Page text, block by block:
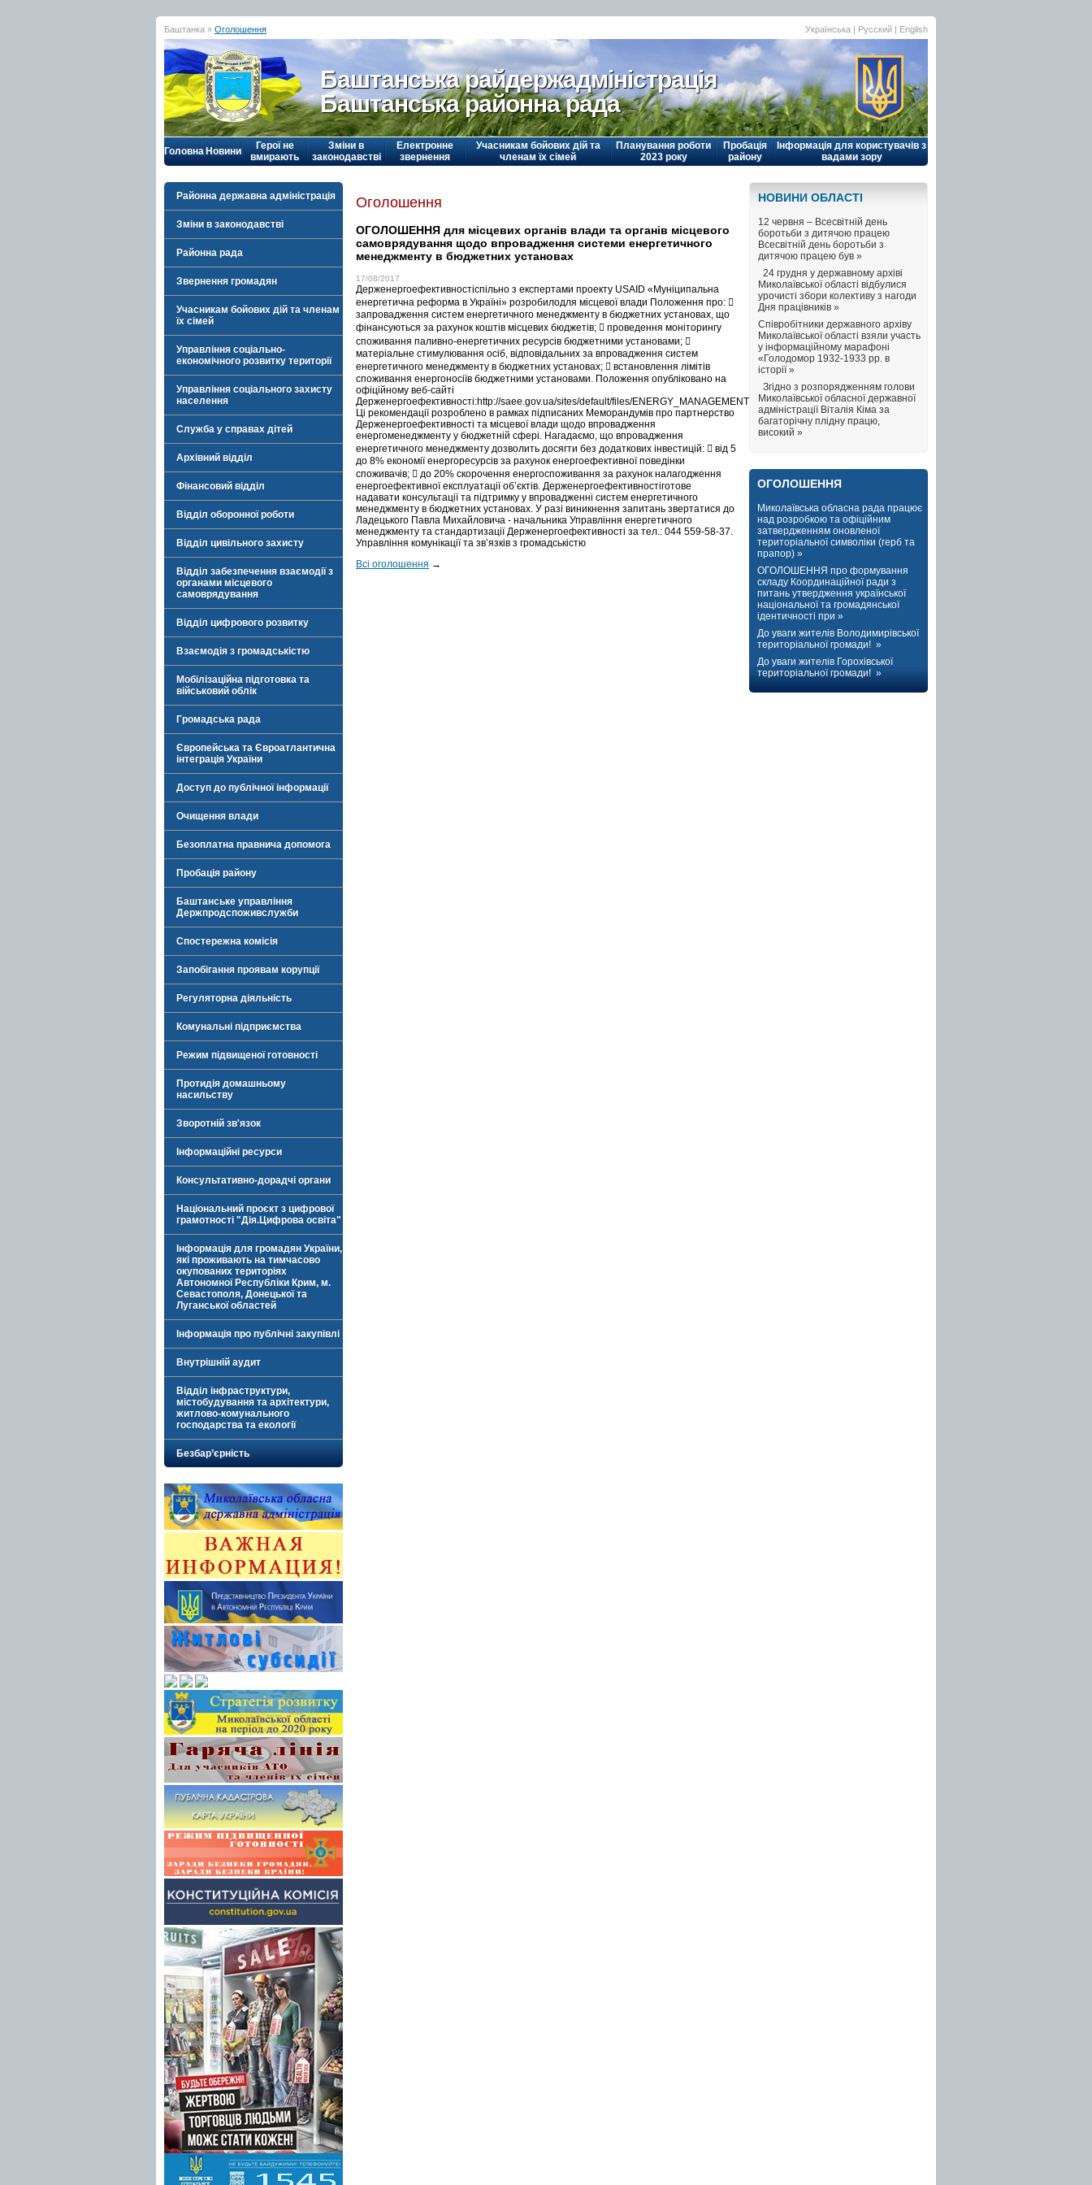
Баштанка » Оголошення Українська | Русский | English
Баштанська райдержадміністрація
Баштанська районна рада
Головна Новини
Герої не
вмирають
Зміни в
законодавстві
Електронне
звернення
Учасникам бойових дій та
членам їх сімей
Планування роботи
2023 року
Пробація
району
Інформація для користувачів з
вадами зору
Районна державна адміністрація
Зміни в законодавстві
Районна рада
Звернення громадян
Учасникам бойових дій та членам
їх сімей
Управління соціально-
економічного розвитку території
Управління соціального захисту
населення
Служба у справах дітей
Архівний відділ
Фінансовий відділ
Відділ оборонної роботи
Відділ цивільного захисту
Відділ забезпечення взаємодії з
органами місцевого
самоврядування
Відділ цифрового розвитку
Взаємодія з громадськістю
Мобілізаційна підготовка та
військовий облік
Громадська рада
Європейська та Євроатлантична
інтеграція України
Доступ до публічної інформації
Очищення влади
Безоплатна правнича допомога
Пробація району
Баштанське управління
Держпродспоживслужби
Спостережна комісія
Запобігання проявам корупції
Регуляторна діяльність
Комунальні підприємства
Режим підвищеної готовності
Протидія домашньому
насильству
Зворотній зв'язок
Інформаційні ресурси
Консультативно-дорадчі органи
Національний проєкт з цифрової
грамотності "Дія.Цифрова освіта"
Інформація для громадян України,
які проживають на тимчасово
окупованих територіях
Автономної Республіки Крим, м.
Севастополя, Донецької та
Луганської областей
Інформація про публічні закупівлі
Внутрішній аудит
Відділ інфраструктури,
містобудування та архітектури,
житлово-комунального
господарства та екології
Безбар’єрність
Оголошення
ОГОЛОШЕННЯ для місцевих органів влади та органів місцевого
самоврядування щодо впровадження системи енергетичного
менеджменту в бюджетних установах
17/08/2017
Держенергоефективностіспільно з експертами проекту USAID «Муніципальна
енергетична реформа в Україні» розробилодля місцевої влади Положення про: 
запровадження систем енергетичного менеджменту в бюджетних установах, що
фінансуються за рахунок коштів місцевих бюджетів;  проведення моніторингу
споживання паливно-енергетичних ресурсів бюджетними установами; 
матеріальне стимулювання осіб, відповідальних за впровадження систем
енергетичного менеджменту в бюджетних установах;  встановлення лімітів
споживання енергоносіїв бюджетними установами. Положення опубліковано на
офіційному веб-сайті
Держенергоефективності:http://saee.gov.ua/sites/default/files/ENERGY_MANAGEMENT_14_08_2017.docx.
Ці рекомендації розроблено в рамках підписаних Меморандумів про партнерство
Держенергоефективності та місцевої влади щодо впровадження
енергоменеджменту у бюджетній сфері. Нагадаємо, що впровадження
енергетичного менеджменту дозволить досягти без додаткових інвестицій:  від 5
до 8% економії енергоресурсів за рахунок енергоефективної поведінки
споживачів;  до 20% скорочення енергоспоживання за рахунок налагодження
енергоефективної експлуатації об’єктів. Держенергоефективностіготове
надавати консультації та підтримку у впровадженні систем енергетичного
менеджменту в бюджетних установах. У разі виникнення запитань звертатися до
Ладецького Павла Михайловича - начальника Управління енергетичного
менеджменту та стандартизації Держенергоефективності за тел.: 044 559-58-37.
Управління комунікації та зв’язків з громадськістю
Всі оголошення →
НОВИНИ ОБЛАСТI
12 червня – Всесвітній день
боротьби з дитячою працею
Всесвітній день боротьби з
дитячою працею був »
24 грудня у державному архіві
Миколаївської області відбулися
урочисті збори колективу з нагоди
Дня працівників »
Співробітники державного архіву
Миколаївської області взяли участь
у інформаційному марафоні
«Голодомор 1932-1933 рр. в
історії »
Згідно з розпорядженням голови
Миколаївської обласної державної
адміністрації Віталія Кіма за
багаторічну плідну працю,
високий »
ОГОЛОШЕННЯ
Миколаївська обласна рада працює
над розробкою та офіційним
затвердженням оновленої
територіальної символіки (герб та
прапор) »
ОГОЛОШЕННЯ про формування
складу Координаційної ради з
питань утвердження української
національної та громадянської
ідентичності при »
До уваги жителів Володимирівської
територіальної громади! »
До уваги жителів Горохівської
територіальної громади! »